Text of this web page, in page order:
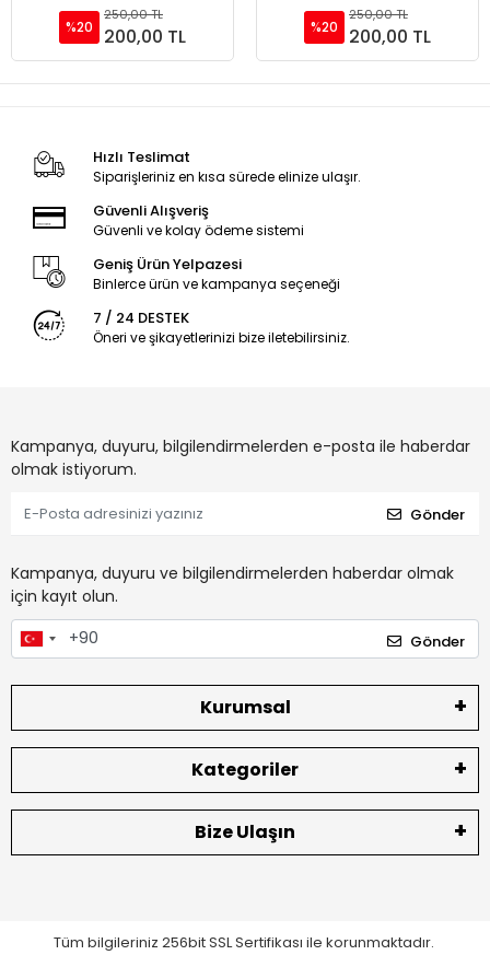
Aksiyon Figürü Oyuncak
%20
250,00 TL
200,00 TL
Figürü Oyuncak
%20
250,00 TL
200,00 TL
Hızlı Teslimat
Siparişleriniz en kısa sürede elinize ulaşır.
Güvenli Alışveriş
Güvenli ve kolay ödeme sistemi
Geniş Ürün Yelpazesi
Binlerce ürün ve kampanya seçeneği
7 / 24 DESTEK
Öneri ve şikayetlerinizi bize iletebilirsiniz.
Kampanya, duyuru, bilgilendirmelerden e-posta ile haberdar
olmak istiyorum.
Gönder
Kampanya, duyuru ve bilgilendirmelerden haberdar olmak
için kayıt olun.
Gönder
Kurumsal
Kategoriler
Bize Ulaşın
Tüm bilgileriniz 256bit SSL Sertifikası ile korunmaktadır.